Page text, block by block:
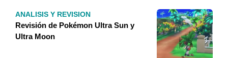
ANALISIS Y REVISION
Revisión de Pokémon Ultra Sun y
Ultra Moon